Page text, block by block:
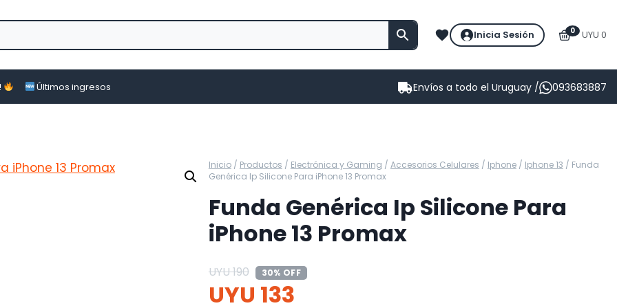
Inicia Sesión 0 UYU 0
Últimos ingresos Envíos a todo el Uruguay / 093683887
Inicio / Productos / Electrónica y Gaming / Accesorios Celulares / Iphone / Iphone 13 / Funda
Genérica Ip Silicone Para iPhone 13 Promax
Funda Genérica Ip Silicone Para
iPhone 13 Promax
UYU190 30% OFF
UYU 133